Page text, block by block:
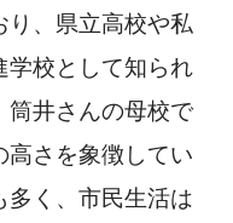
り、県立高校や私
学校として知られ
筒井さんの母校で
高さを象徴してい
多く、市民生活は